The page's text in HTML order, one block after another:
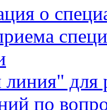
о
линия"
по